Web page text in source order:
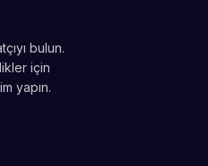
bulun.
için
yapın.